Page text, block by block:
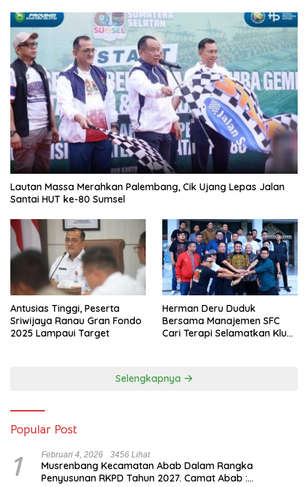
Lautan Massa Merahkan Palembang, Cik Ujang Lepas Jalan
Santai HUT ke-80 Sumsel
Antusias Tinggi, Peserta
Sriwijaya Ranau Gran Fondo
2025 Lampaui Target
Herman Deru Duduk
Bersama Manajemen SFC
Cari Terapi Selamatkan Klub
Selengkapnya
Popular Post
1 Februari 4, 2026 3456 Lihat
Musrenbang Kecamatan Abab Dalam Rangka
Penyusunan RKPD Tahun 2027. Camat Abab :